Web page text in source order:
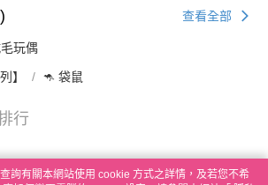
查看全部
玩偶
】 🦘 袋鼠
行
詢有關本網站使用 cookie 方式之詳情，及若您不希